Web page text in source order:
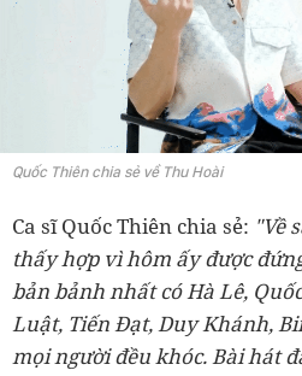
Quốc Thiên chia sẻ về Thu Hoài
Ca sĩ Quốc Thiên chia sẻ: "Về
thấy hợp vì hôm ấy được
bản bảnh nhất có Hà Lê,
Luật, Tiến Đạt, Duy Khánh,
mọi người đều khóc. Bài hát